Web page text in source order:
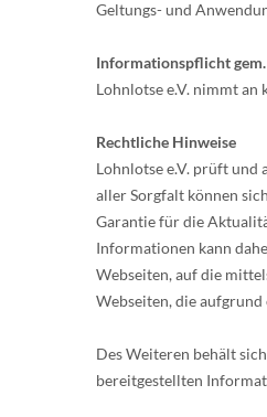
Geltungs- und
Informationspflicht gem.
Lohnlotse e.V. nimmt
Rechtliche Hinweise
Lohnlotse e.V. prüft und
aller Sorgfalt können
Garantie für die
Informationen kann
Webseiten, auf die
Webseiten, die
Des Weiteren behält
bereitgestellten